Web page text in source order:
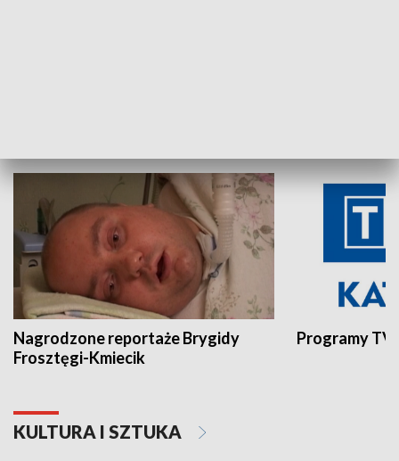
Nagrodzone reportaże Brygidy
Frosztęgi-Kmiecik
Programy
KULTURA I SZTUKA